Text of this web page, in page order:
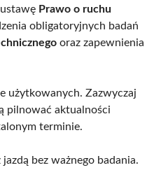
Prawo o ruchu
obligatoryjnych badań
oraz zapewnienia
użytkowanych. Zazwyczaj
pilnować aktualności
terminie.
bez ważnego badania.